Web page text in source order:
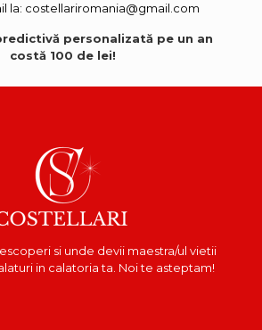
la: costellariromania@gmail.com
personalizată pe un an
costă 100 de lei!
si unde devii maestra/ul vietii
in calatoria ta. Noi te asteptam!